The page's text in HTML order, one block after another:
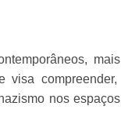
mais
visa compreender,
nos espaços